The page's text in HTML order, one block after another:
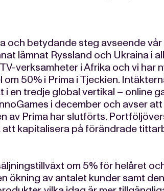
och betydande steg avseende
lämnat Ryssland och Ukraina i
verksamheter i Afrika och vi har
50% i Prima i Tjeckien.
en tredje global vertikal – online
i december och avser
av Prima har slutförts.
kapitalisera på förändrade
om 5% för helåret
ökning av antalet kunder samt